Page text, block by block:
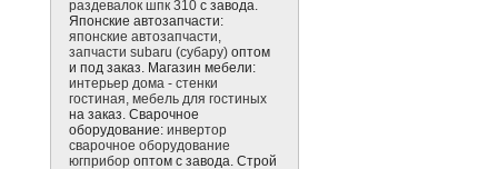
раздевалок шпк 310с завода.
Японские автозапчасти:
японские автозапчасти,
запчасти subaru (субару)оптом
и под заказ. Магазин мебели:
интерьер дома - стенки
гостиная, мебель для гостиных
на заказ. Сварочное
оборудование: инвертор
сварочное оборудование
югприбороптом с завода. Строй